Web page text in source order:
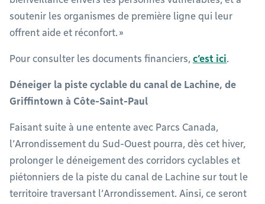
soutenir les organismes de première ligne qui leur
offrent aide et réconfort. »
Pour consulter les documents financiers, c’est ici.
Déneiger la piste cyclable du canal de Lachine, de
Griffintown à Côte-Saint-Paul
Faisant suite à une entente avec Parcs Canada,
l’Arrondissement du Sud-Ouest pourra, dès cet hiver,
prolonger le déneigement des corridors cyclables et
piétonniers de la piste du canal de Lachine sur tout le
territoire traversant l’Arrondissement. Ainsi, ce seront